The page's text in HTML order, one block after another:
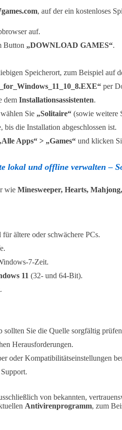
, auf der ein kostenloses
auf.
Button „DOWNLOAD GAMES“.
Speicherort, zum Beispiel auf
per
dem Installationsassistenten.
Sie „Solitaire“ (sowie weitere
bis die Installation abgeschlossen ist.
Apps“ > „Games“ und klicken
lokal und offline verwalten –
wie Minesweeper, Hearts,
für ältere oder schwächere PCs.
7-Zeit.
11 (32- und 64-Bit).
sollten Sie die Quelle sorgfältig
Herausforderungen.
oder Kompatibilitätseinstellungen
von bekannten,
Antivirenprogramm, zum